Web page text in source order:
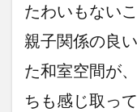
たわいもない
親子関係の良
た和室空間が
ちも感じ取っ